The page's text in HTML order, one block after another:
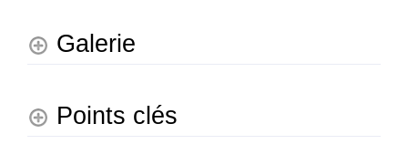
Galerie
Points clés